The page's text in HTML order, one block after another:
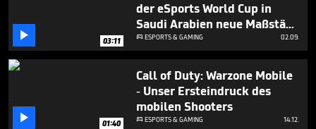
seconds
 03:11
der eSports World Cup in
Saudi Arabien neue Maßstäbe
setzt
ESPORTS & GAMING 02.09.
 01:40
Call of Duty: Warzone Mobile
- Unser Ersteindruck des
mobilen Shooters
ESPORTS & GAMING 14.12.